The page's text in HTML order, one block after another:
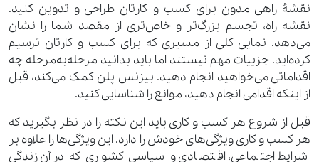
نقشۀ راهی مدون برای کسب ‌و‌ کارتان طراحی و تدوین کنید.
نقشه راه، تجسم بزرگ‌تر و خاص‌تری از مقصد شما را نشان
می‌دهد. نمایی کلی از مسیری که برای کسب ‌و‌ کارتان ترسیم
کرده‌اید. جزییات مهم نیستند اما باید بدانید مرحله‌به‌مرحله چه
اقداماتی می‌خواهید انجام دهید. بیزنس پلن کمک می‌کند، قبل
از اینکه اقدامی انجام دهید، موانع را شناسایی کنید.
قبل از شروع هر کسب ‌و‌ کاری باید این نکته را در نظر بگیرید که
هر کسب ‌و‌ کاری ویژگی‌های خودش را دارد. این ویژگی‌ها را علاوه بر
شرایط اجتماعی، اقتصادی و سیاسی کشوری که در آن زندگی